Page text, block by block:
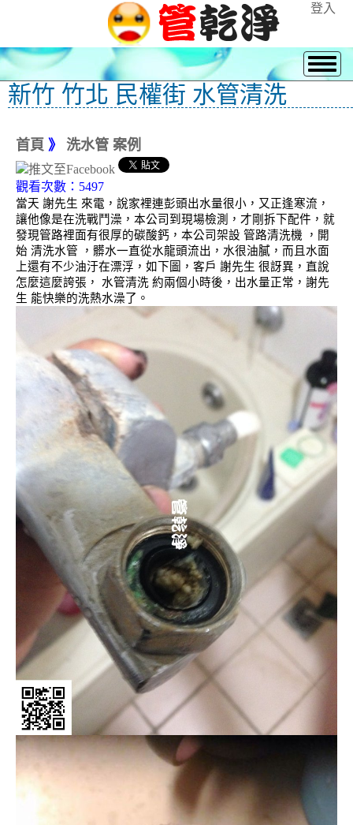
登入
新竹 竹北 民權街 水管清洗
首頁 》 洗水管 案例
觀看次數：5497
當天 謝先生 來電，說家裡連彭頭出水量很小，又正逢寒流，
讓他像是在洗戰鬥澡，本公司到現場檢測，才剛拆下配件，就
發現管路裡面有很厚的碳酸鈣，本公司架設 管路清洗機 ，開
始 清洗水管 ，髒水一直從水龍頭流出，水很油膩，而且水面
上還有不少油汙在漂浮，如下圖，客戶 謝先生 很訝異，直說
怎麼這麼誇張， 水管清洗 約兩個小時後，出水量正常，謝先
生 能快樂的洗熱水澡了。